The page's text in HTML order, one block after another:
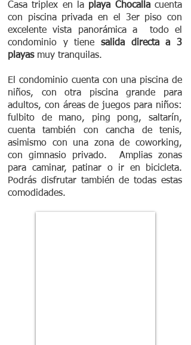
Casa triplex en la playa Chocallacuenta
con piscina privada en el 3er piso con
excelente vista panorámica a todo el
condominio y tiene salida directa a 3
playasmuy tranquilas.
El condominio cuenta con una piscina de
niños, con otra piscina grande para
adultos, con áreas de juegos para niños:
fulbito de mano, ping pong, saltarín,
cuenta también con cancha de tenis,
asimismo con una zona de coworking,
con gimnasio privado. Amplias zonas
para caminar, patinar o ir en bicicleta.
Podrás disfrutar también de todas estas
comodidades.